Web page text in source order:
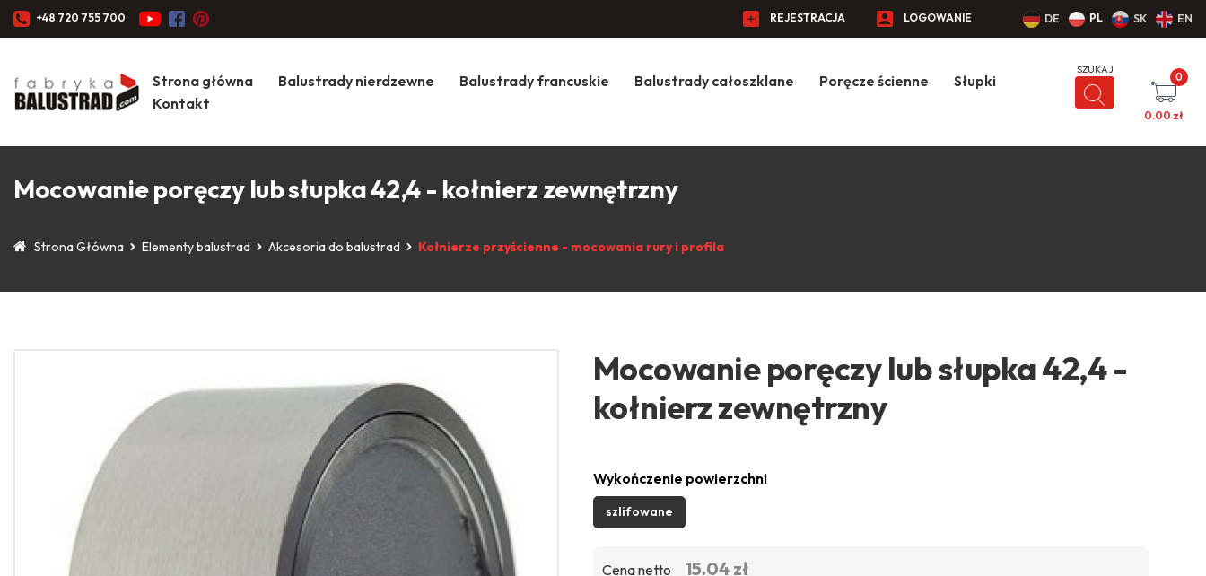
+48 720 755 700 REJESTRACJA LOGOWANIE DE PL SK EN
Strona główna Balustrady nierdzewne Balustrady francuskie Balustrady całoszklane Poręcze ścienne
Słupki
Kontakt
0
0.00 zł
Mocowanie poręczy lub słupka 42,4 - kołnierz zewnętrzny
Strona Główna Elementy balustrad Akcesoria do balustrad Kołnierze przyścienne - mocowania rury i profila
Mocowanie poręczy lub słupka 42,4 -
kołnierz zewnętrzny
Wykończenie powierzchni
szlifowane
Cena netto 15.04 zł